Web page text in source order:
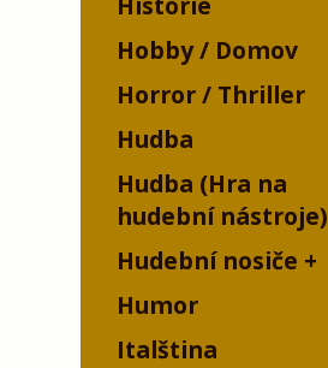
Hobby / Domov
Horror / Thriller
Hudba
Hudba (Hra na
hudební nástroje)
Hudební nosiče
Humor
Italština